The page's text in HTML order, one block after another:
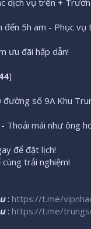
dịch vụ trên +
đến 5h am - Phục
ưu đãi hấp dẫn!
]
số 9A Khu
Thoải mái như ông
để đặt lịch!
trải nghiệm!
: https://t.me/
: https://t.me/